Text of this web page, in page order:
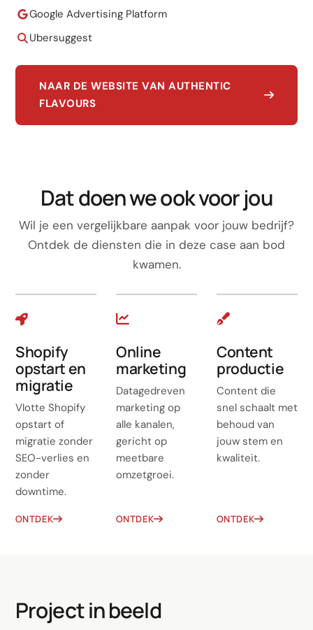
Google Advertising Platform
Ubersuggest
NAAR DE WEBSITE VAN AUTHENTIC
FLAVOURS
Dat doen we ook voor jou
Wil je een vergelijkbare aanpak voor jouw bedrijf?
Ontdek de diensten die in deze case aan bod
kwamen.
Shopify
opstart en
migratie
Vlotte Shopify
opstart of
migratie zonder
SEO-verlies en
zonder
downtime.
ONTDEK
Online
marketing
Datagedreven
marketing op
alle kanalen,
gericht op
meetbare
omzetgroei.
ONTDEK
Content
productie
Content die
snel schaalt met
behoud van
jouw stem en
kwaliteit.
ONTDEK
Project in beeld